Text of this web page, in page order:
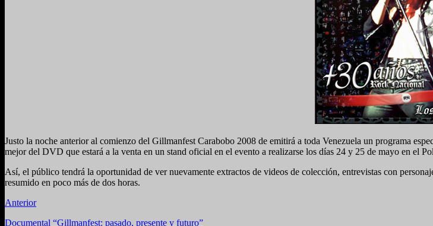
Justo la noche anterior al comienzo del Gillmanfest Carabobo 2008 de emitirá a toda Venezuela un
mejor del DVD que estará a la venta en un stand oficial en el evento a realizarse los días 24 y 25 de mayo en el
Así, el público tendrá la oportunidad de ver nuevamente extractos de videos de colección, entrevistas con
resumido en poco más de dos horas.
Anterior
Documental “Gillmanfest: pasado, presente y futuro”